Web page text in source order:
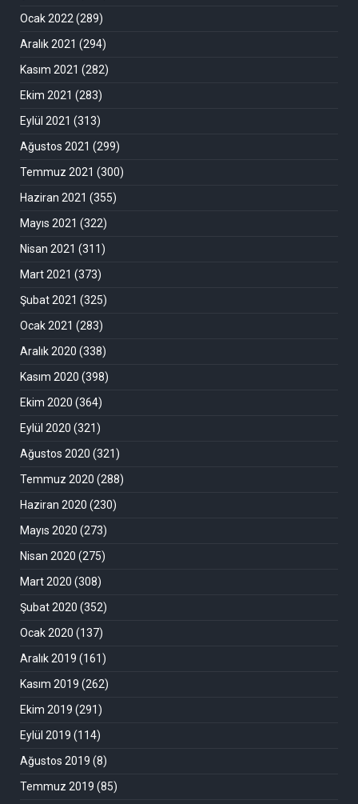
Ocak 2022 (289)
Aralık 2021 (294)
Kasım 2021 (282)
Ekim 2021 (283)
Eylül 2021 (313)
Ağustos 2021 (299)
Temmuz 2021 (300)
Haziran 2021 (355)
Mayıs 2021 (322)
Nisan 2021 (311)
Mart 2021 (373)
Şubat 2021 (325)
Ocak 2021 (283)
Aralık 2020 (338)
Kasım 2020 (398)
Ekim 2020 (364)
Eylül 2020 (321)
Ağustos 2020 (321)
Temmuz 2020 (288)
Haziran 2020 (230)
Mayıs 2020 (273)
Nisan 2020 (275)
Mart 2020 (308)
Şubat 2020 (352)
Ocak 2020 (137)
Aralık 2019 (161)
Kasım 2019 (262)
Ekim 2019 (291)
Eylül 2019 (114)
Ağustos 2019 (8)
Temmuz 2019 (85)